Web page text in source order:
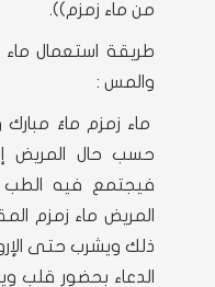
من ماء زمزم)).
طريقة استعمال
والمس :
ماء زمزم ماءٌ
حسب حال المريض
فيجتمع فيه الطب
المريض ماء زمزم
ذلك ويشرب حتى
الدعاء بحضور قلبٍ